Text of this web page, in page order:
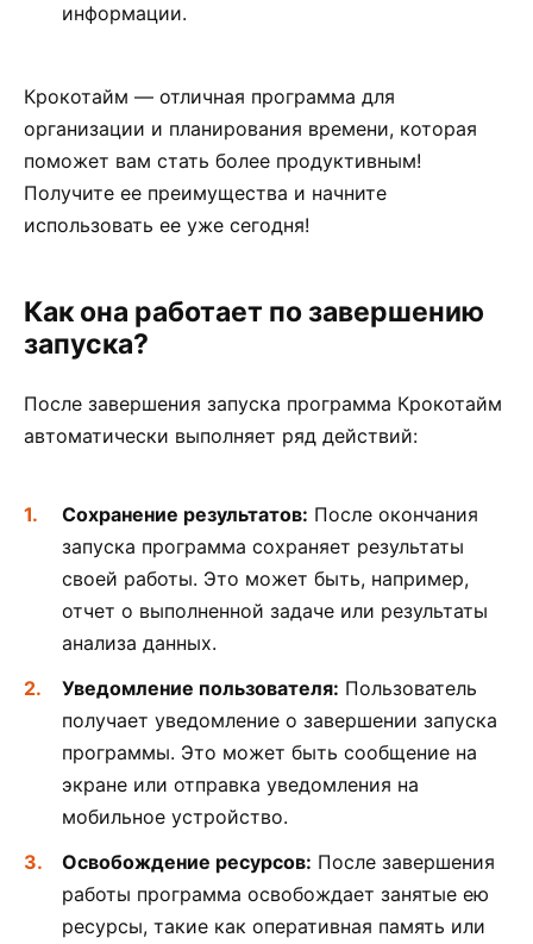
информации.
Крокотайм — отличная программа для
организации и планирования времени, которая
поможет вам стать более продуктивным!
Получите ее преимущества и начните
использовать ее уже сегодня!
Как она работает по завершению
запуска?
После завершения запуска программа Крокотайм
автоматически выполняет ряд действий:
Сохранение результатов: После окончания
запуска программа сохраняет результаты
своей работы. Это может быть, например,
отчет о выполненной задаче или результаты
анализа данных.
Уведомление пользователя: Пользователь
получает уведомление о завершении запуска
программы. Это может быть сообщение на
экране или отправка уведомления на
мобильное устройство.
Освобождение ресурсов: После завершения
работы программа освобождает занятые ею
ресурсы, такие как оперативная память или